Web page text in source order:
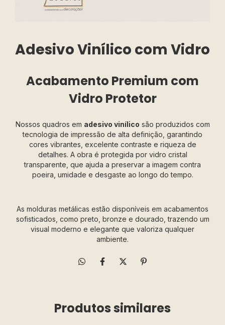
Adesivo Vinílico com Vidro
Acabamento Premium com
Vidro Protetor
Nossos quadros em adesivo vinílico são produzidos com
tecnologia de impressão de alta definição, garantindo
cores vibrantes, excelente contraste e riqueza de
detalhes. A obra é protegida por vidro cristal
transparente, que ajuda a preservar a imagem contra
poeira, umidade e desgaste ao longo do tempo.
As molduras metálicas estão disponíveis em acabamentos
sofisticados, como preto, bronze e dourado, trazendo um
visual moderno e elegante que valoriza qualquer
ambiente.
Produtos similares